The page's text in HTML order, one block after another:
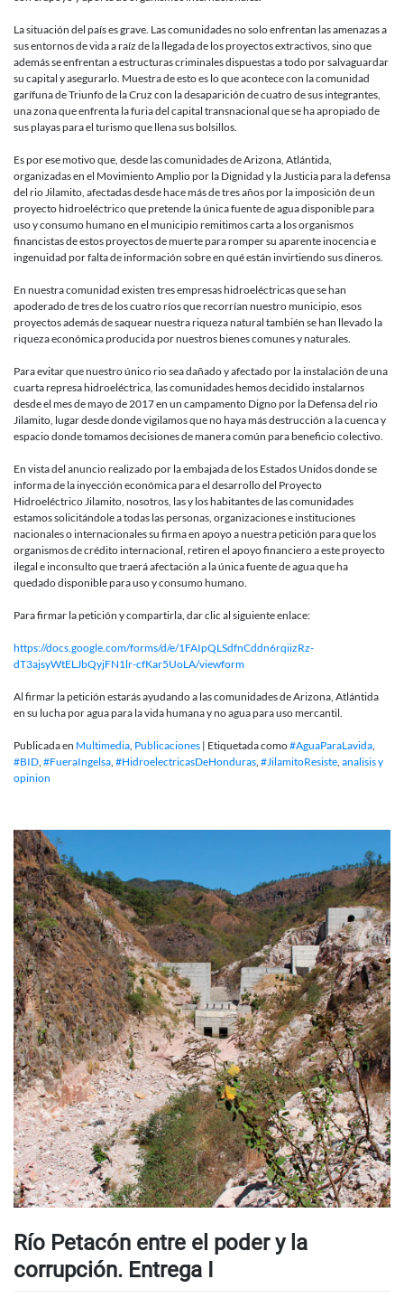
al
proyecto
sobre
Río
Jilamito
La situación del país es grave. Las comunidades no solo enfrentan las amenazas a
sus entornos de vida a raíz de la llegada de los proyectos extractivos, sino que
además se enfrentan a estructuras criminales dispuestas a todo por salvaguardar
su capital y asegurarlo. Muestra de esto es lo que acontece con la comunidad
garífuna de Triunfo de la Cruz con la desaparición de cuatro de sus integrantes,
una zona que enfrenta la furia del capital transnacional que se ha apropiado de
sus playas para el turismo que llena sus bolsillos.
Es por ese motivo que, desde las comunidades de Arizona, Atlántida,
organizadas en el Movimiento Amplio por la Dignidad y la Justicia para la defensa
del rio Jilamito, afectadas desde hace más de tres años por la imposición de un
proyecto hidroeléctrico que pretende la única fuente de agua disponible para
uso y consumo humano en el municipio remitimos carta a los organismos
financistas de estos proyectos de muerte para romper su aparente inocencia e
ingenuidad por falta de información sobre en qué están invirtiendo sus dineros.
En nuestra comunidad existen tres empresas hidroeléctricas que se han
apoderado de tres de los cuatro ríos que recorrían nuestro municipio, esos
proyectos además de saquear nuestra riqueza natural también se han llevado la
riqueza económica producida por nuestros bienes comunes y naturales.
Para evitar que nuestro único rio sea dañado y afectado por la instalación de una
cuarta represa hidroeléctrica, las comunidades hemos decidido instalarnos
desde el mes de mayo de 2017 en un campamento Digno por la Defensa del rio
Jilamito, lugar desde donde vigilamos que no haya más destrucción a la cuenca y
espacio donde tomamos decisiones de manera común para beneficio colectivo.
En vista del anuncio realizado por la embajada de los Estados Unidos donde se
informa de la inyección económica para el desarrollo del Proyecto
Hidroeléctrico Jilamito, nosotros, las y los habitantes de las comunidades
estamos solicitándole a todas las personas, organizaciones e instituciones
nacionales o internacionales su firma en apoyo a nuestra petición para que los
organismos de crédito internacional, retiren el apoyo financiero a este proyecto
ilegal e inconsulto que traerá afectación a la única fuente de agua que ha
quedado disponible para uso y consumo humano.
Para firmar la petición y compartirla, dar clic al siguiente enlace:
https://docs.google.com/forms/d/e/1FAIpQLSdfnCddn6rqiizRz-
dT3ajsyWtELJbQyjFN1lr-cfKar5UoLA/viewform
Al firmar la petición estarás ayudando a las comunidades de Arizona, Atlántida
en su lucha por agua para la vida humana y no agua para uso mercantil.
Publicada en Multimedia, Publicaciones | Etiquetada como#AguaParaLavida,
#BID, #FueraIngelsa, #HidroelectricasDeHonduras, #JilamitoResiste, analisis y
opinion
Río Petacón entre el poder y la
corrupción. Entrega I